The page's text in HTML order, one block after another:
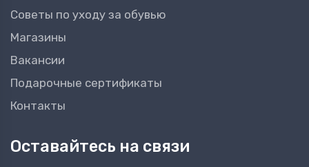
Советы по уходу за обувью
Магазины
Вакансии
Подарочные сертификаты
Контакты
Оставайтесь на связи